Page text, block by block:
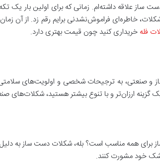
علاقه داشته‌ام. زمانی که برای اولین بار یک
خاطره‌ای فراموش‌نشدنی برایم رقم زد. از آن
فله خریداری کنید چون قیمت بهتری دارد.
صنعتی، به ترجیحات شخصی و اولویت‌های سلامتی
گزینه ارزان‌تر و با تنوع بیشتر هستید، شکلات‌های
همه مناسب است؟ بله، شکلات دست‌ ساز به دلیل
خود مشورت کنند.